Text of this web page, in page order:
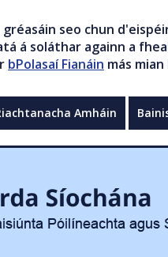
seo chun
á soláthar againn a
bPolasaí Fianáin más
Amháin